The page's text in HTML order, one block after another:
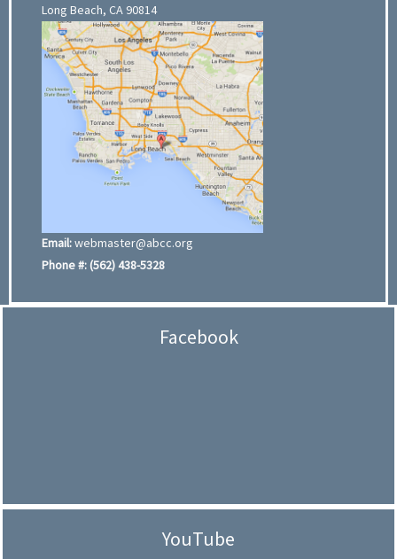
Long Beach, CA 90814
Email:webmaster@abcc.org
Phone #:(562) 438-5328
Facebook
YouTube